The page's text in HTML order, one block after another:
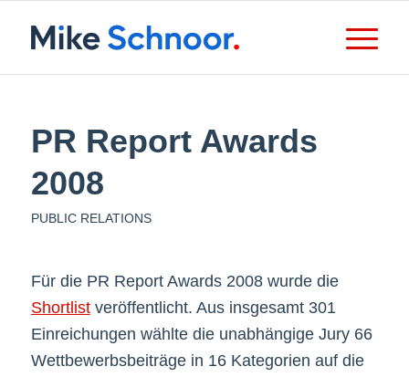
PR Report Awards
2008
PUBLIC RELATIONS
Für die PR Report Awards 2008 wurde die
Shortlistveröffentlicht. Aus insgesamt 301
Einreichungen wählte die unabhängige Jury 66
Wettbewerbsbeiträge in 16 Kategorien auf die